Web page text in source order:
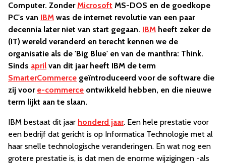
Computer. ZonderMicrosoft MS-DOS en de goedkope
PC's van IBM was de internet revolutie van een paar
decennia later niet van start gegaan. IBM heeft zeker de
(IT) wereld veranderd en terecht kennen we de
organisatie als de 'Big Blue' en van de manthra: Think.
Sinds april van dit jaar heeft IBM de term
SmarterCommerce geïntroduceerd voor de software die
zij voor e-commerce ontwikkeld hebben, en die nieuwe
term lijkt aan te slaan.
IBM bestaat dit jaar honderd jaar. Een hele prestatie voor
een bedrijf dat gericht is op Informatica Technologie met al
haar snelle technologische veranderingen. En wat nog een
grotere prestatie is, is dat men de enorme wijzigingen -als